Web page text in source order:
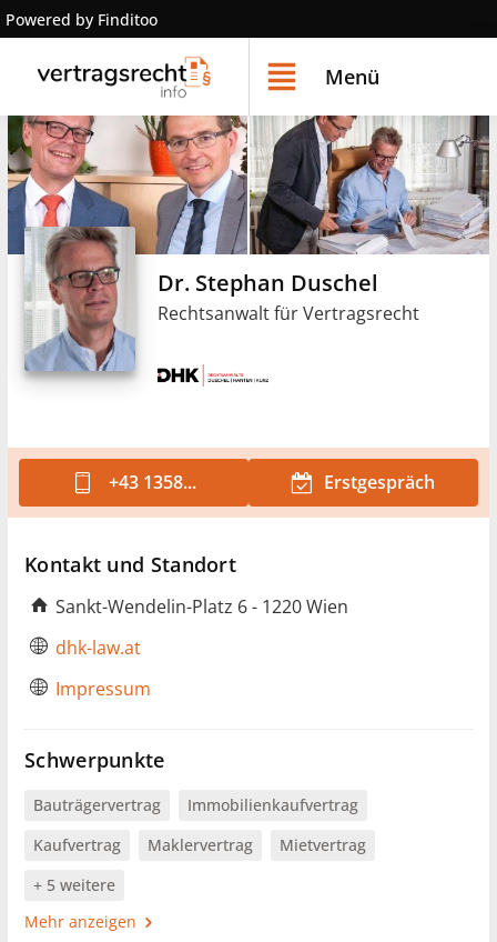
Powered by Finditoo
Menü
Dr. Stephan Duschel
Rechtsanwalt für Vertragsrecht
+43 1358... Erstgespräch
Kontakt und Standort
Sankt-Wendelin-Platz 6 - 1220 Wien
dhk-law.at
Impressum
Schwerpunkte
Bauträgervertrag
Immobilienkaufvertrag
Kaufvertrag
Maklervertrag
Mietvertrag
+ 5 weitere
Mehr anzeigen